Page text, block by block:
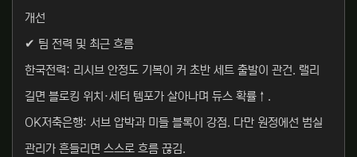
개선
✔ 팀 전력 및 최근 흐름
한국전력: 리시브 안정도 기복이 커 초반 세트 출발이 관건. 랠리
길면 블로킹 위치·세터 템포가 살아나며 듀스 확률↑.
OK저축은행: 서브 압박과 미들 블록이 강점. 다만 원정에선 범실
관리가 흔들리면 스스로 흐름 끊김.